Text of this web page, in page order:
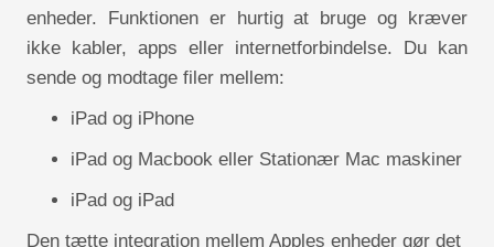
enheder. Funktionen er hurtig at bruge og kræver
ikke kabler, apps eller internetforbindelse. Du kan
sende og modtage filer mellem:
iPad og iPhone
iPad og Macbook eller Stationær Mac maskiner
iPad og iPad
Den tætte integration mellem Apples enheder gør det